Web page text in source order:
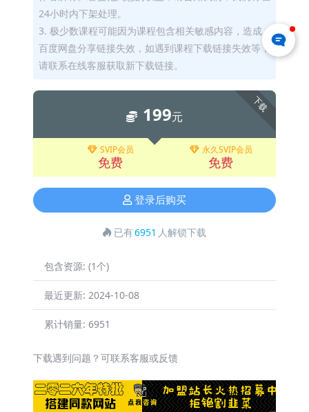
24小时内下架处理。
3. 极少数课程可能因为课程包含相关敏感内容，造成
百度网盘分享链接失效，如遇到课程下载链接失效等，
请联系在线客服获取新下载链接。
下载
199元
SVIP会员
免费
永久SVIP会员
免费
登录后购买
已有6951 人解锁下载
包含资源: (1个)
最近更新: 2024-10-08
累计销量: 6951
下载遇到问题？可联系客服或反馈